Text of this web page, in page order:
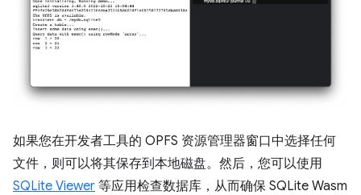
如果您在开发者工具的 OPFS 资源管理器窗口中选择任何
文件，则可以将其保存到本地磁盘。然后，您可以使用
SQLite Viewer 等应用检查数据库，从而确保 SQLite Wasm